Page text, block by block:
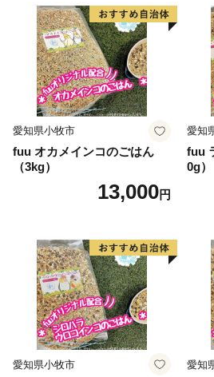
愛知県小牧市
fuu オカメインコのごはん
（3kg）
13,000円
愛知
fuu
0g）
愛知県小牧市 愛知